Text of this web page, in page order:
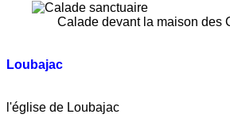
Calade devant la maison
Loubajac
Superbe
l'église de Loubajac